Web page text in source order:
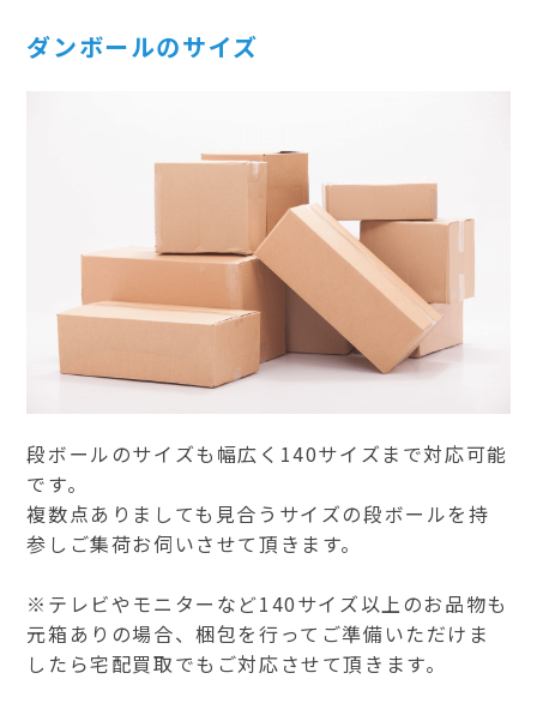
ダンボールのサイズ
段ボールのサイズも幅広く140サイズまで対応可能
です。
複数点ありましても見合うサイズの段ボールを持
参しご集荷お伺いさせて頂きます。
※テレビやモニターなど140サイズ以上のお品物も
元箱ありの場合、梱包を行ってご準備いただけま
したら宅配買取でもご対応させて頂きます。